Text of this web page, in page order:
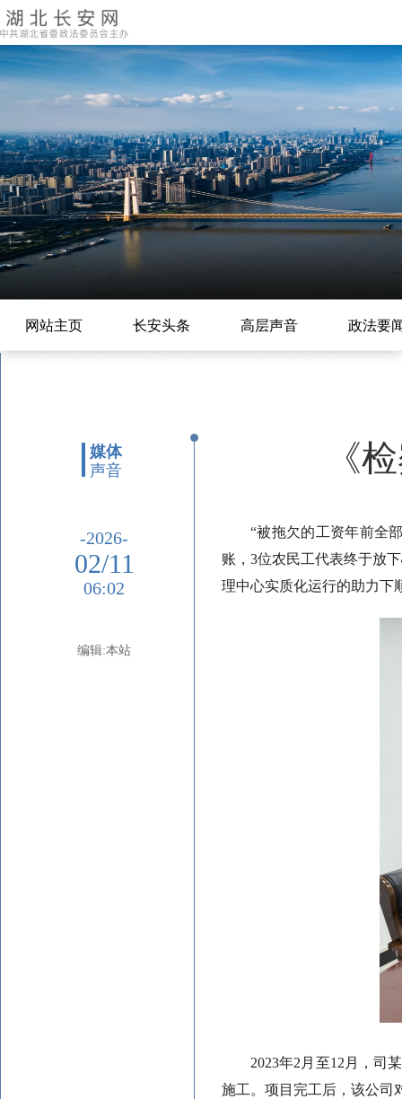
网站主页 长安头条 高层声音 政法要
媒体
声音
-2026-
02/11
06:02
编辑:本站
《
“被拖欠的工资年前全
账，3位农民工代表终于放
理中心实质化运行的助力下
2023年2月至12月，司
施工。项目完工后，该公司